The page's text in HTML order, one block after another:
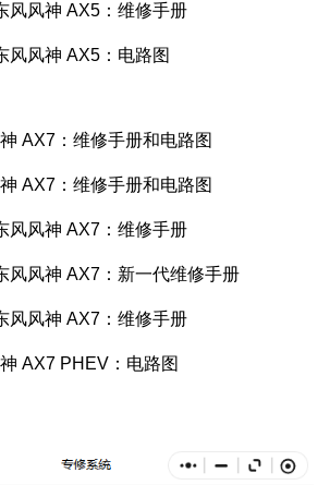
风风神 AX5 ：维修手册
风风神 AX5 ：电路图
AX7 ：维修手册和电路图
AX7 ：维修手册和电路图
风风神 AX7 ：维修手册
风风神 AX7 ：新一代维修手册
风风神 AX7 ：维修手册
AX7 PHEV ：电路图